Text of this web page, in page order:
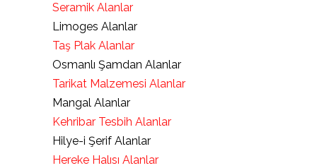
Seramik Alanlar
Limoges Alanlar
Taş Plak Alanlar
Osmanlı Şamdan Alanlar
Tarikat Malzemesi Alanlar
Mangal Alanlar
Kehribar Tesbih Alanlar
Hilye-i Şerif Alanlar
Hereke Halısı Alanlar